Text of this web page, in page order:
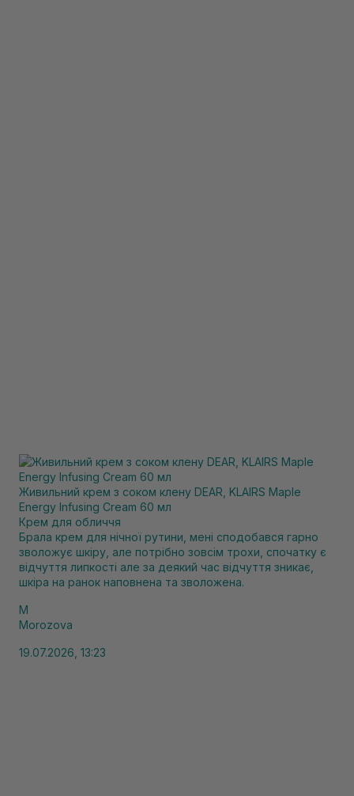
Живильний крем з соком клену DEAR, KLAIRS Maple
Energy Infusing Cream 60 мл
Крем для обличчя
Брала крем для нічної рутини, мені сподобався гарно
зволожує шкіру, але потрібно зовсім трохи, спочатку є
відчуття липкості але за деякий час відчуття зникає,
шкіра на ранок наповнена та зволожена.
M
Morozova
19.07.2026, 13:23